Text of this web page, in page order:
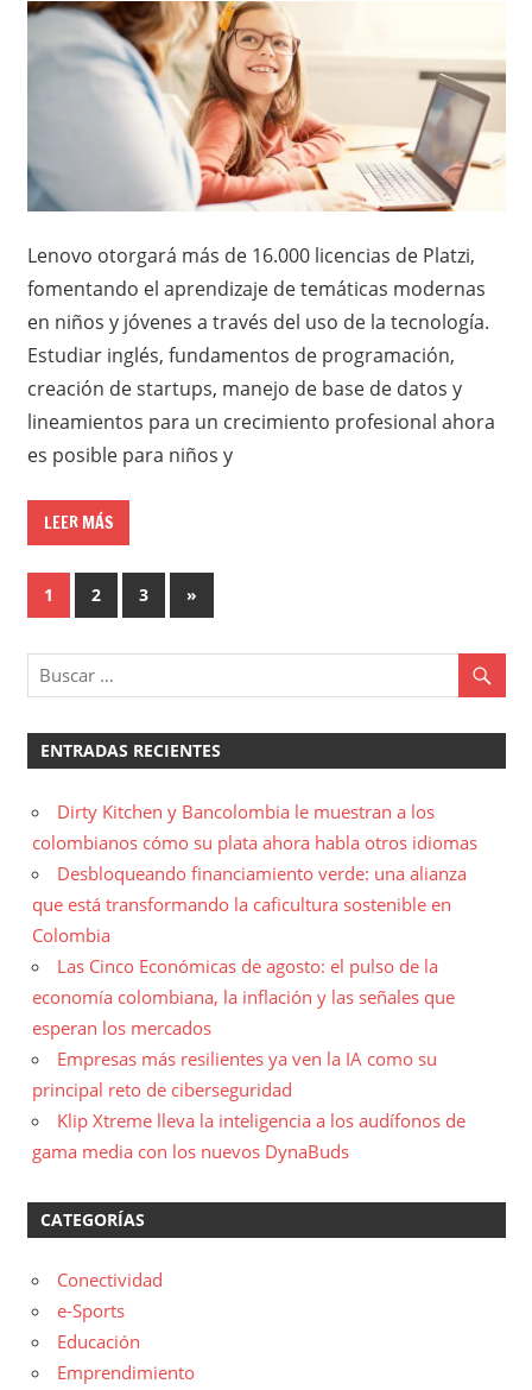
Lenovo otorgará más de 16.000 licencias de Platzi,
fomentando el aprendizaje de temáticas modernas
en niños y jóvenes a través del uso de la tecnología.
Estudiar inglés, fundamentos de programación,
creación de startups, manejo de base de datos y
lineamientos para un crecimiento profesional ahora
es posible para niños y
LEER MÁS
Paginación
entradas
1 2 3
Entradas
siguientes
»
ENTRADAS RECIENTES
Dirty Kitchen y Bancolombia le muestran a los
colombianos cómo su plata ahora habla otros idiomas
Desbloqueando financiamiento verde: una alianza
que está transformando la caficultura sostenible en
Colombia
Las Cinco Económicas de agosto: el pulso de la
economía colombiana, la inflación y las señales que
esperan los mercados
Empresas más resilientes ya ven la IA como su
principal reto de ciberseguridad
Klip Xtreme lleva la inteligencia a los audífonos de
gama media con los nuevos DynaBuds
CATEGORÍAS
Conectividad
e-Sports
Educación
Emprendimiento